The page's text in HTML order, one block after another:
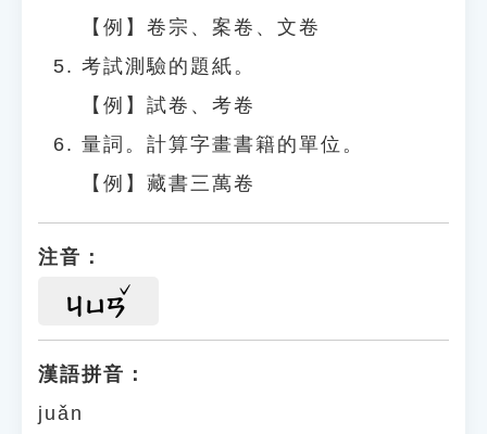
【例】卷宗、案卷、文卷
考試測驗的題紙。
【例】試卷、考卷
量詞。計算字畫書籍的單位。
【例】藏書三萬卷
注音：
ㄐㄩㄢ
漢語拼音：
juǎn